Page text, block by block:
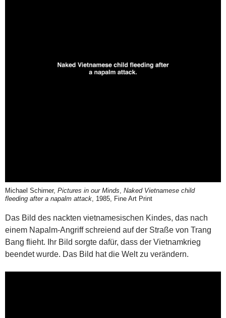
Michael Schirner, Pictures in our Minds, Naked Vietnamese child
fleeding after a napalm attack, 1985, Fine Art Print
Das Bild des nackten vietnamesischen Kindes, das nach
einem Napalm-Angriff schreiend auf der Straße von Trang
Bang flieht. Ihr Bild sorgte dafür, dass der Vietnamkrieg
beendet wurde. Das Bild hat die Welt zu verändern.